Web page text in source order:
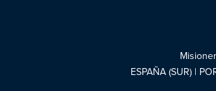
ESPAÑA (SUR) |